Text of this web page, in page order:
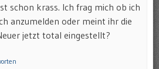
schon krass. Ich frag mich ob ich
anzumelden oder meint ihr die
jetzt total eingestellt?